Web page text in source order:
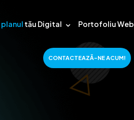
tău Digital Portofoliu Web
CONTACTEAZĂ-NE ACUM!